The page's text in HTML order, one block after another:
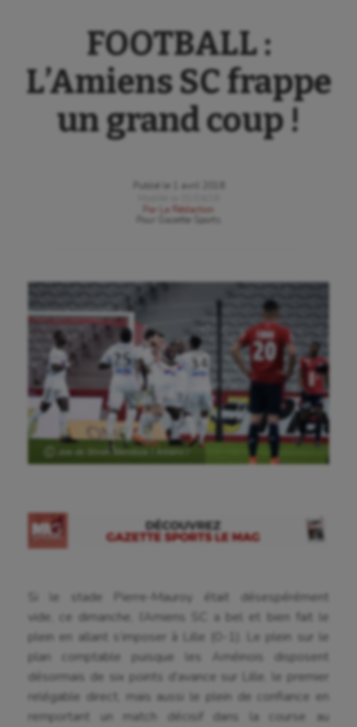
FOOTBALL :
L’Amiens SC frappe
un grand coup !
Publié le
1 avril 2018
Par
La Rédaction
Gazette Sports
Ⓒ Joie de Stiven Mendoza ( Amiens )
Si le stade Pierre-Mauroy était désespérément
vide, ce dimanche, l’Amiens SC a bel et bien fait le
plein en allant s’imposer à Lille (0-1). Le plein sur le
plan comptable puisque les Améinois disposent
désormais de six points d’avance sur Lille, le premier
relégable direct, mais aussi le plein de confiance en
remportant un match décisif dans la course au